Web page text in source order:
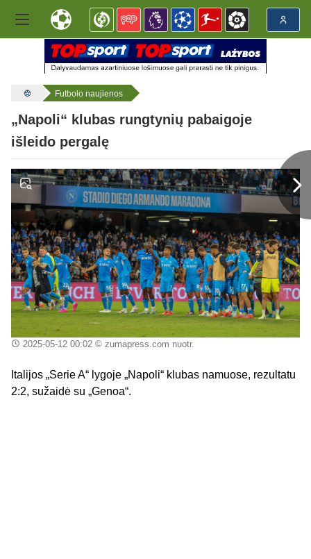
Futbolo naujienos
„Napoli“ klubas rungtynių pabaigoje
išleido pergalę
2025-05-12 00:02© zumapress.com nuotr.
Italijos „Serie A“ lygoje „Napoli“ klubas namuose, rezultatu
2:2, sužaidė su „Genoa“.